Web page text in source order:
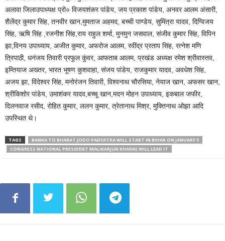
अलावा जिलाउपाध्यक्ष प्रो० विजयशंकर पांडेय, जय प्रकाश पांडेय, अनवर आलम अंसारी,
शैलेंद्र कुमार सिंह, तनवीर खान,मुमताज अहमद, बच्ची पाण्डेय, सुमिंत्रा यादव, दिग्विजय
सिंह, ऋषि सिंह ,रजनीश सिंह,राय राहुल शर्मा, मुनमुन जसवाल, संजीव कुमार सिंह, विपिन
झा,विनय उपाध्याय, अजीत कुमार, अफरोज आलम, रवींद्र प्रताप सिंह, रत्नेश मणि
त्रिपाठी, धनंजय तिवारी प्रफूल कुंवर, आफताब आलम, प्रखंड अध्यक्ष रमेश श्रीवास्तव,
इम्तियाज अख्तर, भारत भूषण कुशवाहा, संजय पांडेय, राजकुमार यादव, अवधेश सिंह,
अजय झा, विंदेश्वर सिंह, मनोरंजन तिवारी, विश्वनाथ चौरसिया, नेयाज खान, अफसर खान,
श्रीकिशोर पांडेय, उमाशंकर यादव,बच्चू खान,मदन मोहन उपाध्याय, इकबाल जफीर,
दिलनवाज रसीद, रोहित कुमार, ललन कुमार, त्रेतानाथ मिश्र, मुक्तिनाथ ओझा आदि
उपस्थित थे।
TAGS
BANKA TO BHARAT JODO PADYATRA WILL START IN BIHAR ON JANUARY 5
CONGRESS NATIONAL PRESIDENT MALIKARJUN KHARKE WILL LEAD IT